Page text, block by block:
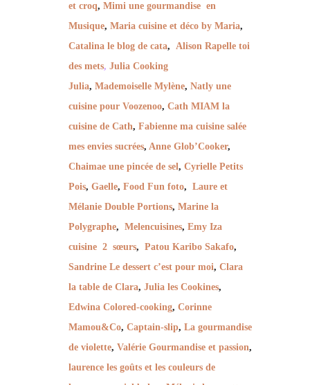
et croq, Mimi une gourmandise en
Musique, Maria cuisine et déco by Maria,
Catalina le blog de cata, Alison Rapelle toi
des mets, Julia Cooking
Julia, Mademoiselle Mylène, Natly une
cuisine pour Voozenoo, Cath MIAM la
cuisine de Cath, Fabienne ma cuisine salée
mes envies sucrées, Anne Glob’Cooker,
Chaimae une pincée de sel, Cyrielle Petits
Pois, Gaelle, Food Fun foto, Laure et
Mélanie Double Portions, Marine la
Polygraphe, Melencuisines, Emy Iza
cuisine 2 sœurs, Patou Karibo Sakafo,
Sandrine Le dessert c’est pour moi, Clara
la table de Clara, Julia les Cookines,
Edwina Colored-cooking, Corinne
Mamou&Co, Captain-slip, La gourmandise
de violette, Valérie Gourmandise et passion,
laurence les goûts et les couleurs de